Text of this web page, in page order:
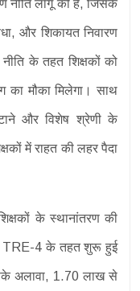
नीति लागू की है, जिसके
और शिकायत निवारण
के तहत शिक्षकों को
का मौका मिलेगा। साथ
और विशेष श्रेणी के
में राहत की लहर पैदा
के स्थानांतरण की
TRE-4 के तहत शुरू हुई
अलावा, 1.70 लाख से